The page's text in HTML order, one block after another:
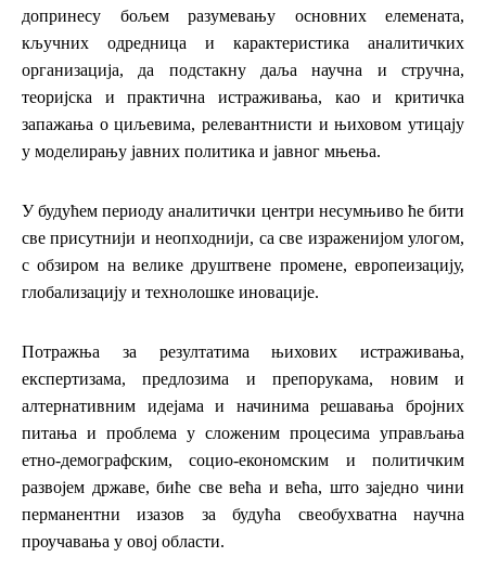
допринесу бољем разумевању основних елемената,
кључних одредница и карактеристика аналитичких
организација, да подстакну даља научна и стручна,
теоријска и практична истраживања, као и критичка
запажања о циљевима, релевантнисти и њиховом утицају
у моделирању јавних политика и јавног мњења.
У будућем периоду аналитички центри несумњиво ће бити
све присутнији и неопходнији, са све израженијом улогом,
с обзиром на велике друштвене промене, европеизацију,
глобализацију и технолошке иновације.
Потражња за резултатима њихових истраживања,
експертизама, предлозима и препорукама, новим и
алтернативним идејама и начинима решавања бројних
питања и проблема у сложеним процесима управљања
етно-демографским, социо-економским и политичким
развојем државе, биће све већа и већа, што заједно чини
перманентни изазов за будућа свеобухватна научна
проучавања у овој области.